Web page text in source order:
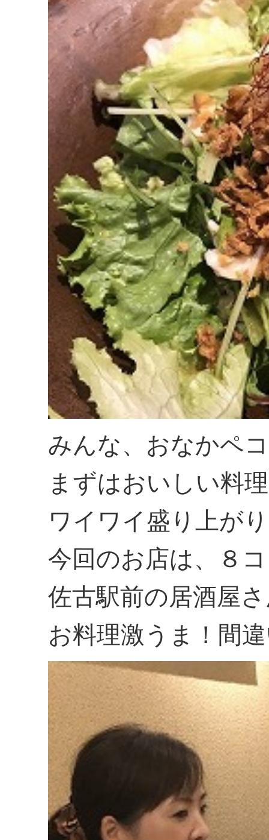
みんな、おなかペ
まずはおいしい料
ワイワイ盛り上が
今回のお店は、８
佐古駅前の居酒屋
お料理激うま！間